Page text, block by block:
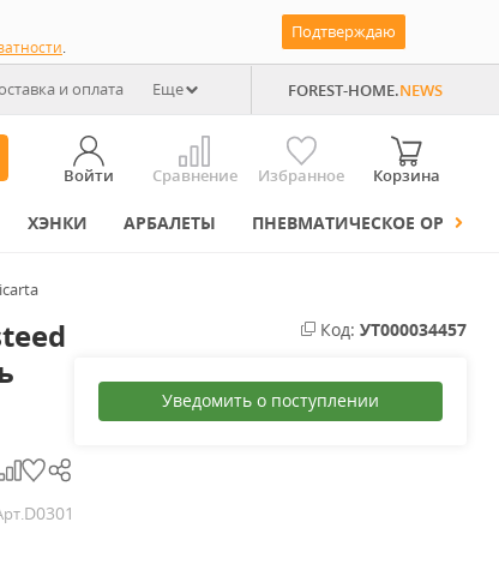
.
Подтверждаю
и оплата Еще FOREST-HOME.NEWS
Войти Сравнение Избранное Корзина
ХЭНКИ АРБАЛЕТЫ ПНЕВМАТИЧЕСКОЕ ОРУЖИЕ
D0301
Код: УТ000034457
Уведомить о поступлении